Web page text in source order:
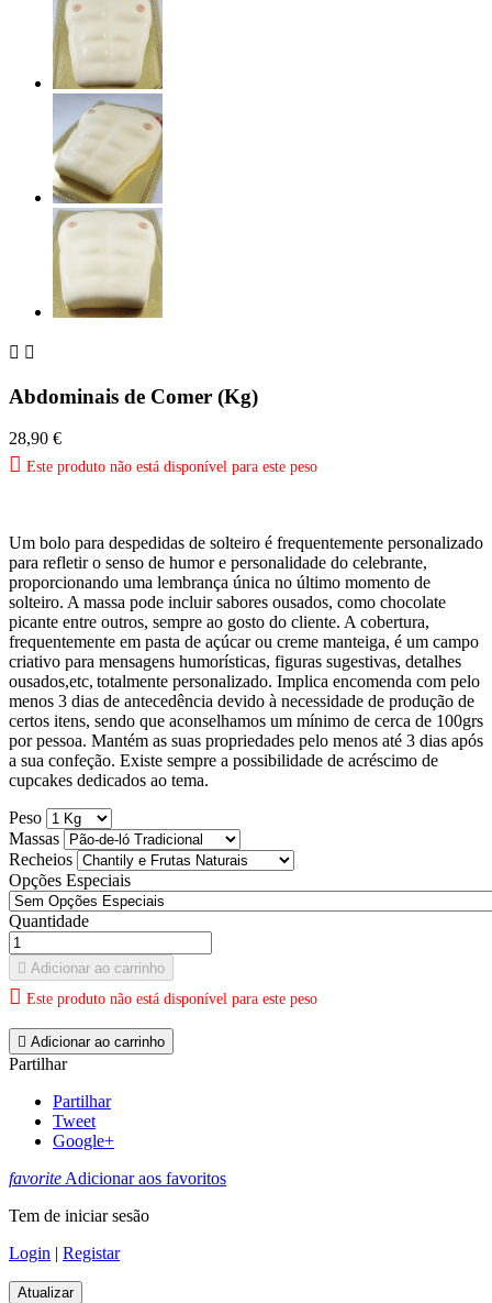
 
Abdominais de Comer (Kg)
28,90 €
 Este produto não está disponível para este peso
Um bolo para despedidas de solteiro é frequentemente personalizado
para refletir o senso de humor e personalidade do celebrante,
proporcionando uma lembrança única no último momento de
solteiro. A massa pode incluir sabores ousados, como chocolate
picante entre outros, sempre ao gosto do cliente. A cobertura,
frequentemente em pasta de açúcar ou creme manteiga, é um campo
criativo para mensagens humorísticas, figuras sugestivas, detalhes
ousados,etc, totalmente personalizado. Implica encomenda com pelo
menos 3 dias de antecedência devido à necessidade de produção de
certos itens, sendo que aconselhamos um mínimo de cerca de 100grs
por pessoa. Mantém as suas propriedades pelo menos até 3 dias após
a sua confeção. Existe sempre a possibilidade de acréscimo de
cupcakes dedicados ao tema.
Peso
Massas
Recheios
Opções Especiais
Quantidade
 Adicionar ao carrinho
 Este produto não está disponível para este peso
 Adicionar ao carrinho
Partilhar
Partilhar
Tweet
Google+
favoriteAdicionar aos favoritos
Tem de iniciar sesão
Login | Registar